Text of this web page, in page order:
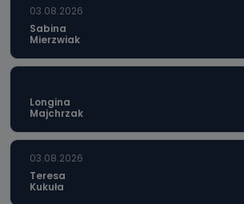
03.08.2026
Sabina
Mierzwiak
Longina
Majchrzak
03.08.2026
Teresa
Kukuła